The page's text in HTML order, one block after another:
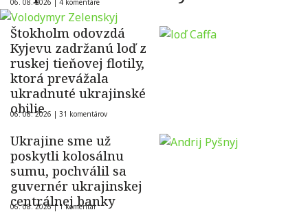
06. 08. 2026 | 4 komentáre
Štokholm odovzdá
Kyjevu zadržanú loď z
ruskej tieňovej flotily,
ktorá prevážala
ukradnuté ukrajinské
obilie
06. 08. 2026 | 31 komentárov
Ukrajine sme už
poskytli kolosálnu
sumu, pochválil sa
guvernér ukrajinskej
centrálnej banky
06. 08. 2026 |1 komentár